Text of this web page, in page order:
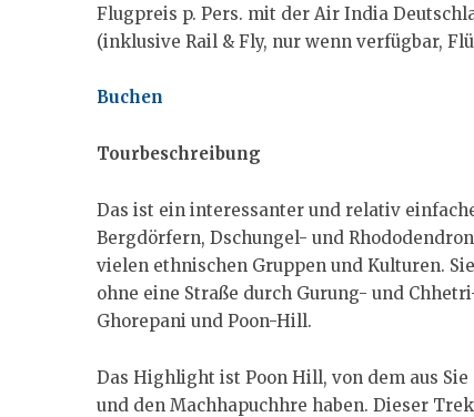
Flugpreis p. Pers. mit der Air India
(inklusive Rail & Fly, nur wenn verfügbar,
Buchen
Tourbeschreibung
Das ist ein interessanter und relativ
Bergdörfern, Dschungel- und
vielen ethnischen Gruppen und Kulturen.
ohne eine Straße durch Gurung- und
Ghorepani und Poon-Hill.
Das Highlight ist Poon Hill, von dem aus
und den Machhapuchhre haben. Dieser